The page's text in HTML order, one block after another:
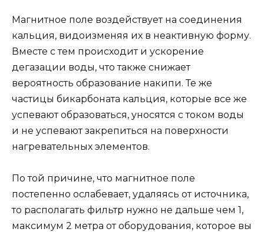
Магнитное поле воздействует на соединения
кальция, видоизменяя их в неактивную форму.
Вместе с тем происходит и ускорение
дегазации воды, что также снижает
вероятность образование накипи. Те же
частицы бикарбоната кальция, которые все же
успевают образоваться, уносятся с током воды
и не успевают закрепиться на поверхности
нагревательных элементов.
По той причине, что магнитное поле
постепенно ослабевает, удаляясь от источника,
то располагать фильтр нужно не дальше чем 1,
максимум 2 метра от оборудования, которое вы